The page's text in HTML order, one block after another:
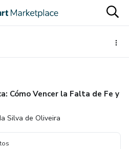
Cómo Vencer la Falta de Fe y
Silva de Oliveira